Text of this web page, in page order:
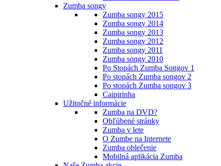
Zumba songy
Zumba songy 2015
Zumba songy 2014
Zumba songy 2013
Zumba songy 2012
Zumba songy 2011
Zumba songy 2010
Po Stopách Zumba Songov 1
Po stopách Zumba songov 2
Po stopách Zumba songov 3
Caipirinha
Užitočné informácie
Zumba na DVD?
Obľúbené stránky
Zumba v lete
O Zumbe na Internete
Zumba oblečenie
Mobilná aplikácia Zumba